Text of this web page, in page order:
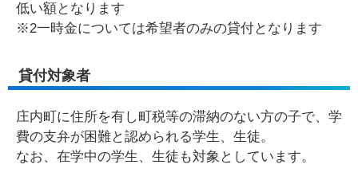
低い額となります
※2一時金については希望者のみの貸付となります
貸付対象者
庄内町に住所を有し町税等の滞納のない方の子で、学
費の支弁が困難と認められる学生、生徒。
なお、在学中の学生、生徒も対象としています。